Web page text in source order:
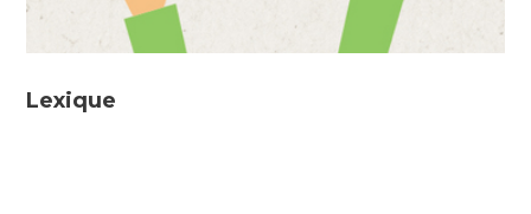
Lexique